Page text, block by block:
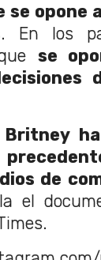
se opone
. En los
se
de
el